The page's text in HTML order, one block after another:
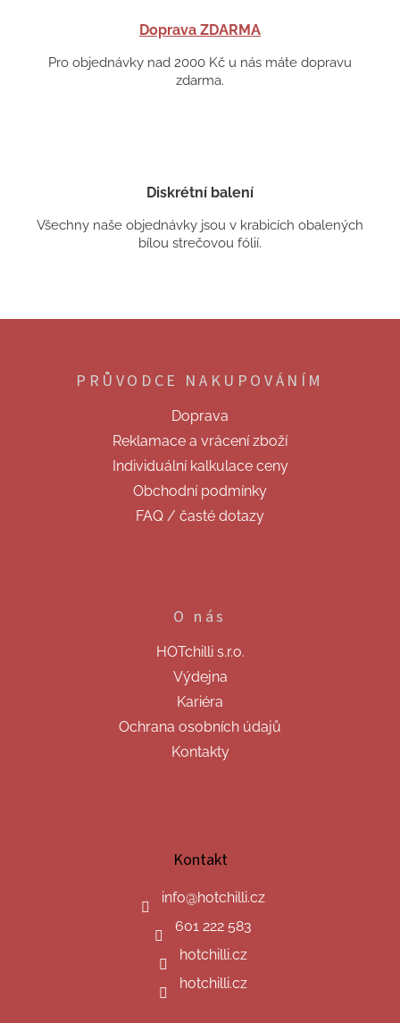
Doprava ZDARMA
Pro objednávky nad 2000 Kč u nás máte dopravu
zdarma.
Diskrétní balení
Všechny naše objednávky jsou v krabicích obalených
bílou strečovou fólií.
PRŮVODCE NAKUPOVÁNÍM
Doprava
Reklamace a vrácení zboží
Individuální kalkulace ceny
Obchodní podmínky
FAQ / časté dotazy
O nás
HOTchilli s.r.o.
Výdejna
Kariéra
Ochrana osobních údajů
Kontakty
Kontakt
info@hotchilli.cz
601 222 583
hotchilli.cz
hotchilli.cz